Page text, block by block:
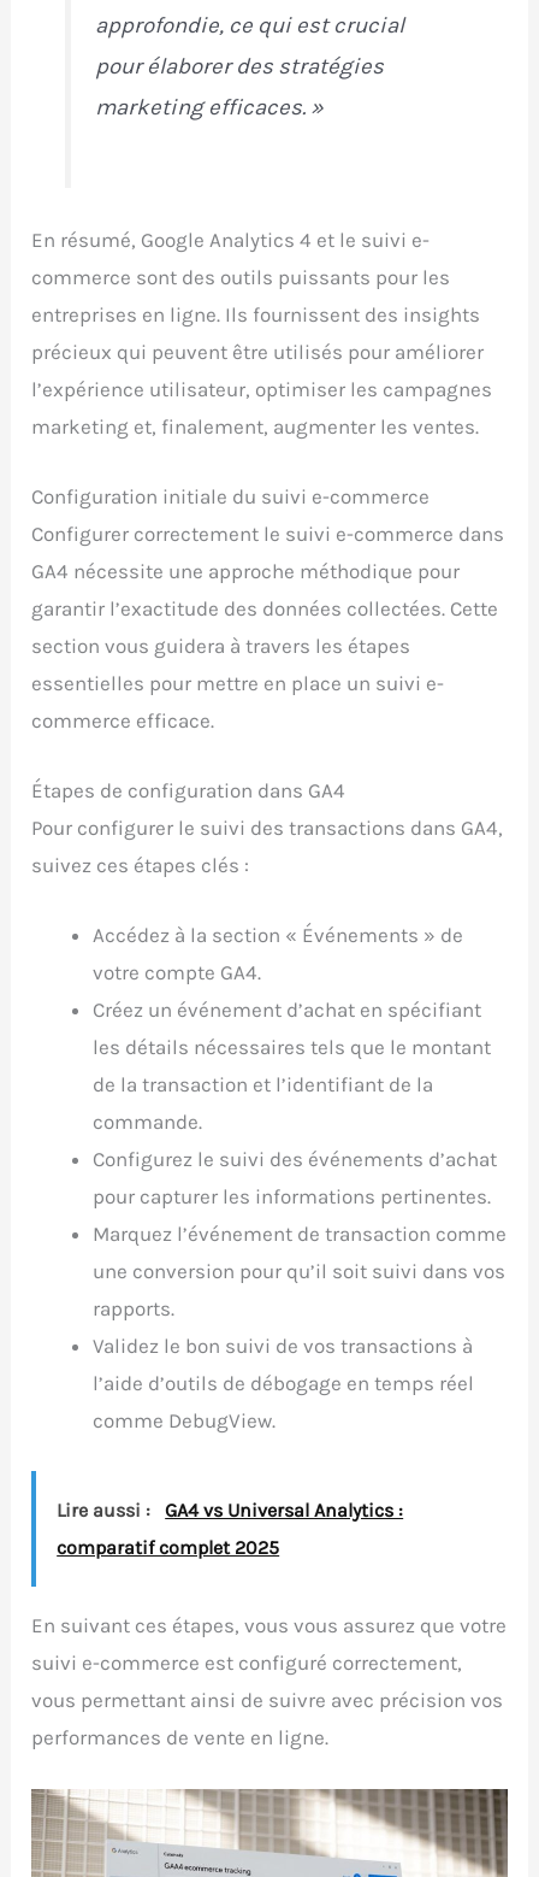
approfondie, ce qui est crucial
pour élaborer des stratégies
marketing efficaces. »
En résumé, Google Analytics 4 et le suivi e-
commerce sont des outils puissants pour les
entreprises en ligne. Ils fournissent des insights
précieux qui peuvent être utilisés pour améliorer
l’expérience utilisateur, optimiser les campagnes
marketing et, finalement, augmenter les ventes.
Configuration initiale du suivi e-commerce
Configurer correctement le suivi e-commerce dans
GA4 nécessite une approche méthodique pour
garantir l’exactitude des données collectées. Cette
section vous guidera à travers les étapes
essentielles pour mettre en place un suivi e-
commerce efficace.
Étapes de configuration dans GA4
Pour configurer le suivi des transactions dans GA4,
suivez ces étapes clés :
Accédez à la section « Événements » de
votre compte GA4.
Créez un événement d’achat en spécifiant
les détails nécessaires tels que le montant
de la transaction et l’identifiant de la
commande.
Configurez le suivi des événements d’achat
pour capturer les informations pertinentes.
Marquez l’événement de transaction comme
une conversion pour qu’il soit suivi dans vos
rapports.
Validez le bon suivi de vos transactions à
l’aide d’outils de débogage en temps réel
comme DebugView.
Lire aussi :
GA4 vs Universal Analytics :
comparatif complet 2025
En suivant ces étapes, vous vous assurez que votre
suivi e-commerce est configuré correctement,
vous permettant ainsi de suivre avec précision vos
performances de vente en ligne.